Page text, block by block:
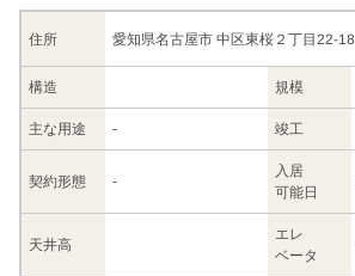
住所 愛知県名古屋市 中区東桜２丁目22-18
構造 規模
主な用途 - 竣工
契約形態 -
入居
可能日
天井高
エレ
ベータ